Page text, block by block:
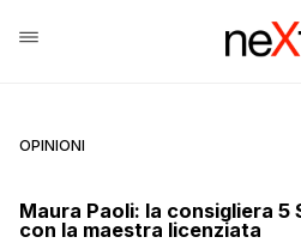
OPINIONI
Maura Paoli: la consigliera 5
con la maestra licenziata